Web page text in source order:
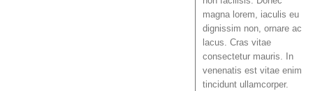
magna lorem, iaculis eu
dignissim non, ornare ac
lacus. Cras vitae
consectetur mauris. In
venenatis est vitae enim
tincidunt ullamcorper.